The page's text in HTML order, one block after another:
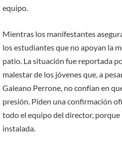
equipo.
Mientras los manifestantes
los estudiantes que no apoyan la
patio. La situación fue reportada
malestar de los jóvenes que, a
Galeano Perrone, no confían en
presión. Piden una confirmación
todo el equipo del director, porque
instalada.